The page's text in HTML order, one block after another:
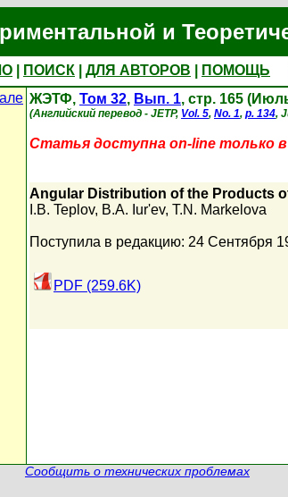
и
ПОИСК ДЛЯ АВТОРОВ
ПОМОЩЬ
ЖЭТФ, Том 32, Вып. 1, стр. 165
(Английский перевод - JETP, Vol. 5, No. 1, p. 134,
Статья доступна on-line только в
Angular Distribution of the Products
I.B. Teplov, B.A. Iur'ev, T.N. Markelova
Поступила в редакцию: 24 Сентября
PDF (259.6K)
Сообщить о технических проблемах